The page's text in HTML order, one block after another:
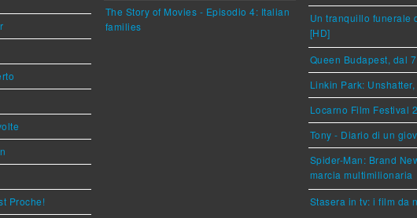
Proche!
The Story of Movies - Episodio 4: Italian
families
Un tranquillo funerale
[HD]
Queen Budapest, dal
Linkin Park:
Locarno Film Festival
Tony - Diario di un
Spider-Man: Brand
marcia multimilionaria
Stasera in tv: i film da